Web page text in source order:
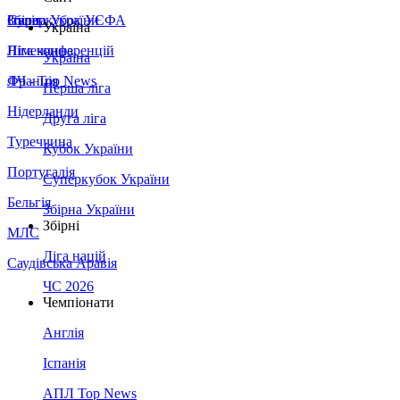
Збірна України
Італія
Німеччина
Франція
Нідерланди
Туреччина
Португалія
Бельгія
МЛС
Саудівська Аравія
Суперкубок УЄФА
Ліга конференцій
ЛЧ - Top News
Україна
Україна
Перша ліга
Друга ліга
Кубок України
Суперкубок України
Збірна України
Збірні
Ліга націй
ЧС 2026
Чемпіонати
Англія
Іспанія
АПЛ Top News